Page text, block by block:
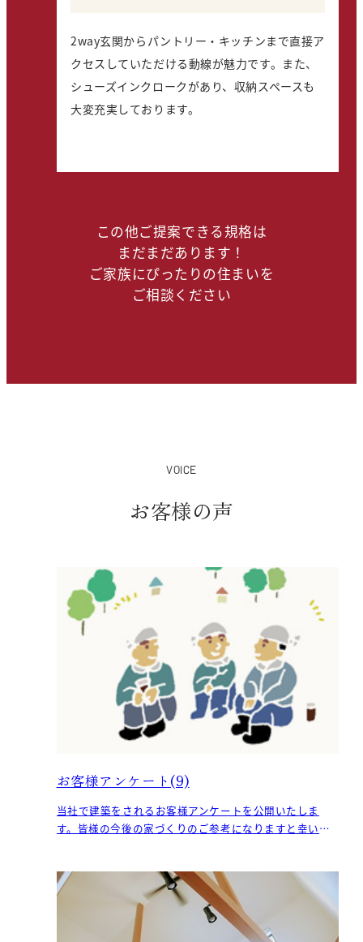
2way玄関からパントリー・キッチンまで直接ア
クセスしていただける動線が魅力です。また、
シューズインクロークがあり、収納スペースも
大変充実しております。
この他ご提案できる規格は
まだまだあります！
ご家族にぴったりの住まいを
ご相談ください
VOICE
お客様の声
お客様アンケート(9)
当社で建築をされるお客様アンケートを公開いたしま
す。皆様の今後の家づくりのご参考になりますと幸いで